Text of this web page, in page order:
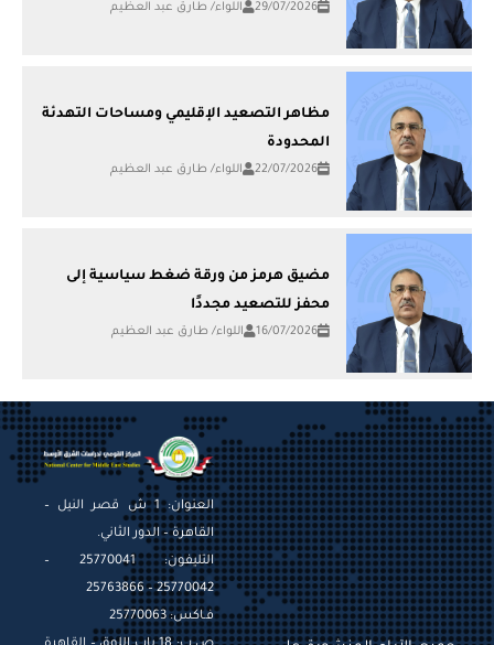
29/07/2026 اللواء/ طارق عبد العظيم
مظاهر التصعيد الإقليمي ومساحات التهدئة
المحدودة
22/07/2026 اللواء/ طارق عبد العظيم
مضيق هرمز من ورقة ضغط سياسية إلى
محفز للتصعيد مجددًا
16/07/2026 اللواء/ طارق عبد العظيم
العنوان: 1 ش قصر النيل –
القاهرة – الدور الثاني.
التليفون: 25770041 –
25770042 – 25763866
فـاكس: 25770063